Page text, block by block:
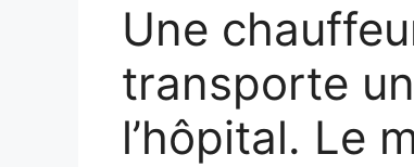
Une
transporte
l’hôpital. Le